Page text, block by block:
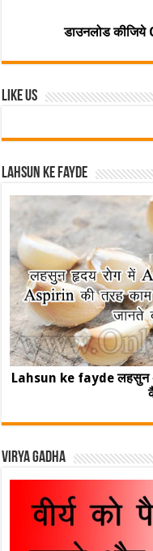
डाउनलोड कीजिये
Like Us
Lahsun ke fayde
Lahsun ke fayde लहसुन
Virya Gadha